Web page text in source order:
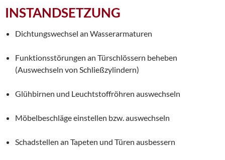
INSTANDSETZUNG
Dichtungswechsel an Wasserarmaturen
Funktionsstörungen an Türschlössern beheben
(Auswechseln von Schließzylindern)
Glühbirnen und Leuchtstoffröhren auswechseln
Möbelbeschläge einstellen bzw. auswechseln
Schadstellen an Tapeten und Türen ausbessern